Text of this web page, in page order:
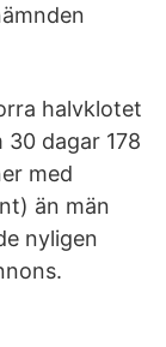
halvklotet
30 dagar 178
med
än män
nyligen